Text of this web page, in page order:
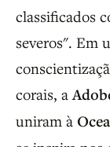
classificados
severos". Em
corais, a
uniram à